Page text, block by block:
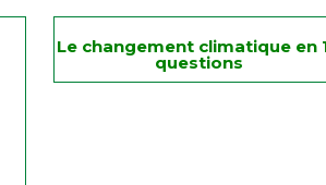
Le changement climatique en
questions